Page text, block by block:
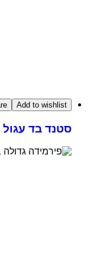
Add to wishlist
Compare
סטנד בד עגול חוץ 150 ס"מ